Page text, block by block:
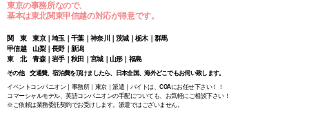
東京の事務所なので、
基本は東北関東甲信越の対応が得意です。
関 東 東京｜埼玉｜千葉｜神奈川｜茨城｜栃木｜群馬
甲信越 山梨｜長野｜新潟
東 北 青森｜岩手｜秋田｜宮城｜山形｜福島
その他 交通費、宿泊費を頂けましたら、日本全国、海外どこでもお伺い致します。
イベントコンパニオン｜事務所｜東京｜派遣｜バイトは、COAにお任せ下さい！！
コマーシャルモデル、英語コンパニオンの手配についても、お気軽にご相談下さい！
※ご依頼は業務委託契約でお受けします。派遣ではございません。